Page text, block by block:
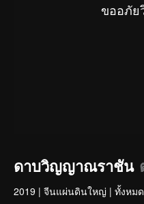
ขออภัย
ดาบวิญญาณราชัน
2019 | จีนแผ่นดินใหญ่ | ทั้งหม